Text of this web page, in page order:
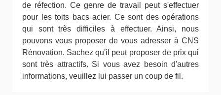
de réfection. Ce genre de travail peut s'effectuer
pour les toits bacs acier. Ce sont des opérations
qui sont très difficiles à effectuer. Ainsi, nous
pouvons vous proposer de vous adresser à CNS
Rénovation. Sachez qu'il peut proposer de prix qui
sont très attractifs. Si vous avez besoin d'autres
informations, veuillez lui passer un coup de fil.